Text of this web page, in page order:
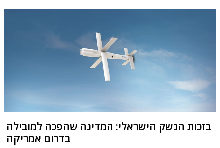
בזכות הנשק הישראלי: המדינה שהפכה למובילה
בדרום אמריקה